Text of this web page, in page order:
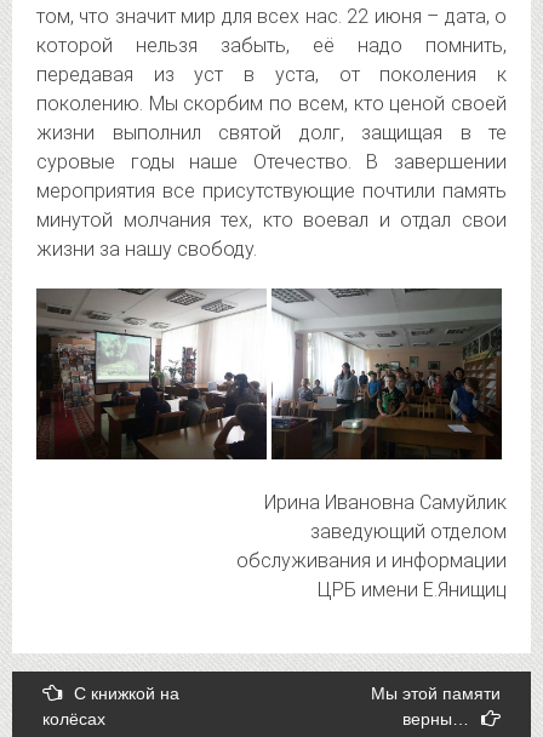
том, что значит мир для всех нас. 22 июня – дата, о
которой нельзя забыть, её надо помнить,
передавая из уст в уста, от поколения к
поколению. Мы скорбим по всем, кто ценой своей
жизни выполнил святой долг, защищая в те
суровые годы наше Отечество. В завершении
мероприятия все присутствующие почтили память
минутой молчания тех, кто воевал и отдал свои
жизни за нашу свободу.
Ирина Ивановна Самуйлик
заведующий отделом
обслуживания и информации
ЦРБ имени Е.Янищиц
Post С книжкой на
колёсах
Мы этой памяти
верны…